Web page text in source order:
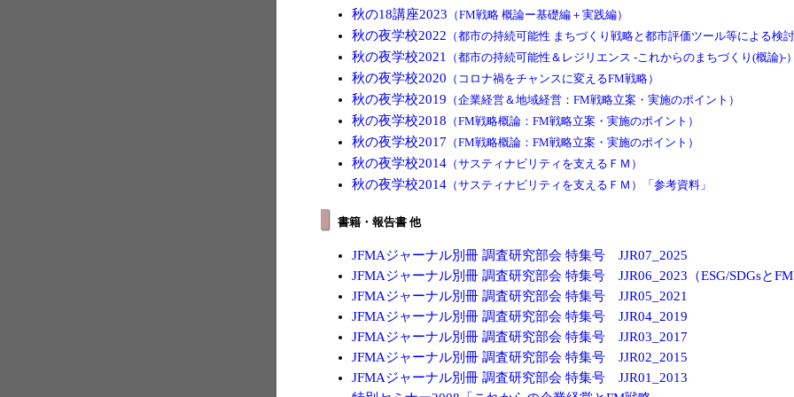
秋の18講座2023 （FM戦略 概論ー基礎編＋実践編）
秋の夜学校2022 （都市の持続可能性 まちづくり戦略と都市評価ツール等による検討
秋の夜学校2021 （都市の持続可能性＆レジリエンス -これからのまちづくり(概論)-）
秋の夜学校2020 （コロナ禍をチャンスに変えるFM戦略）
秋の夜学校2019 （企業経営＆地域経営：FM戦略立案・実施のポイント）
秋の夜学校2018 （FM戦略概論：FM戦略立案・実施のポイント）
秋の夜学校2017 （FM戦略概論：FM戦略立案・実施のポイント）
秋の夜学校2014（サスティナビリティを支えるＦＭ）
秋の夜学校2014（サスティナビリティを支えるＦＭ）「参考資料」
書籍・報告書 他
JFMAジャーナル別冊 調査研究部会 特集号 JJR07_2025
JFMAジャーナル別冊 調査研究部会 特集号 JJR06_2023（ESG/SDGsとFM
JFMAジャーナル別冊 調査研究部会 特集号 JJR05_2021
JFMAジャーナル別冊 調査研究部会 特集号 JJR04_2019
JFMAジャーナル別冊 調査研究部会 特集号 JJR03_2017
JFMAジャーナル別冊 調査研究部会 特集号 JJR02_2015
JFMAジャーナル別冊 調査研究部会 特集号 JJR01_2013